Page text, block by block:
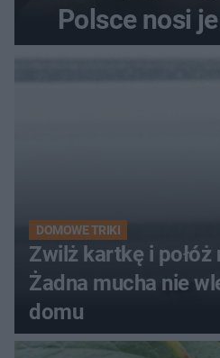
Polsce nosi
DOMOWE TRIKI
Zwilż kartkę i połóż
Żadna mucha nie
domu